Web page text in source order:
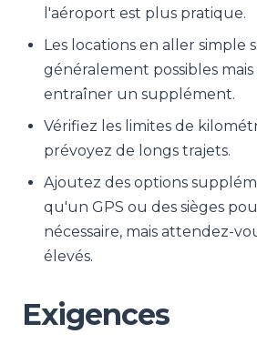
l'aéroport est plus pratique.
Les locations en aller simple
généralement possibles
entraîner un supplément.
Vérifiez les limites de
prévoyez de longs trajets.
Ajoutez des options
qu'un GPS ou des sièges
nécessaire, mais attendez-
élevés.
Exigences